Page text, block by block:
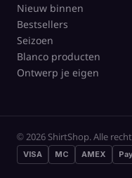
Nieuw binnen
Bestsellers
Seizoen
Blanco producten
Ontwerp je eigen
© 2026 ShirtShop. Alle
VISA MC AMEX